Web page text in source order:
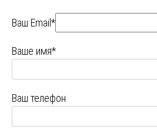
Ваш Email*
Ваше имя*
Ваш телефон